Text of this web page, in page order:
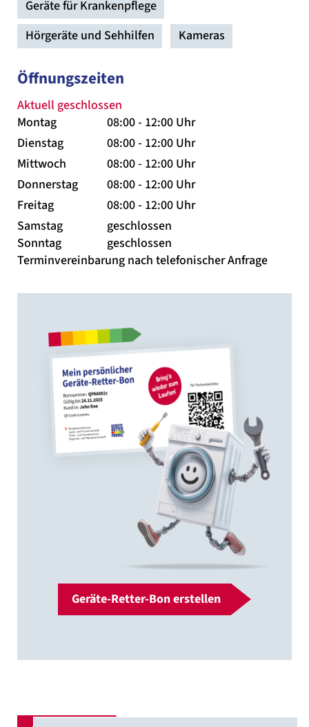
Geräte für Krankenpflege
Hörgeräte und Sehhilfen
Kameras
Öffnungszeiten
Aktuell geschlossen
Montag
08:00 - 12:00 Uhr
Dienstag
08:00 - 12:00 Uhr
Mittwoch
08:00 - 12:00 Uhr
Donnerstag
08:00 - 12:00 Uhr
Freitag
08:00 - 12:00 Uhr
Samstag
geschlossen
Sonntag
geschlossen
Terminvereinbarung nach telefonischer Anfrage
Geräte-Retter-Bon erstellen